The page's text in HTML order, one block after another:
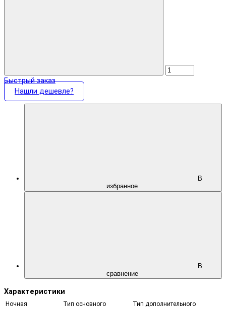
Быстрый заказ
Нашли дешевле?
В
избранное
В
сравнение
Характеристики
Ночная
Тип основного
Тип дополнительного